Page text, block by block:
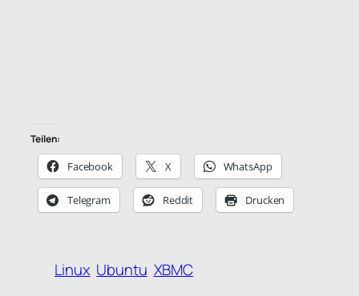
Teilen:
Facebook X WhatsApp
Telegram Reddit Drucken
Linux Ubuntu XBMC